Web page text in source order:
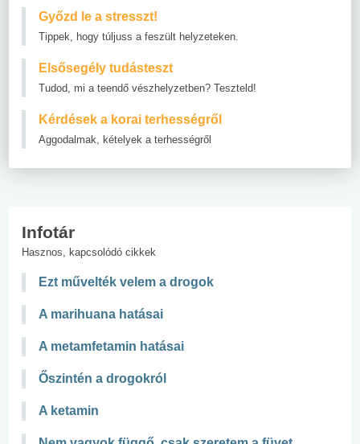
Győzd le a stresszt!
Tippek, hogy túljuss a feszült helyzeteken.
Elsősegély tudásteszt
Tudod, mi a teendő vészhelyzetben? Teszteld!
Kérdések a korai terhességről
Aggodalmak, kételyek a terhességről
Infotár
Hasznos, kapcsolódó cikkek
Ezt művelték velem a drogok
A marihuana hatásai
A metamfetamin hatásai
Őszintén a drogokról
A ketamin